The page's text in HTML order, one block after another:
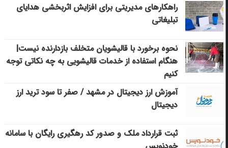
راهکارهای مدیریتی برای افزایش اثربخشی هدایای
تبلیغاتی
نحوه برخورد با قالیشویان متخلف بازدارنده نیست|
هنگام استفاده از خدمات قالیشویی به چه نکاتی توجه
کنیم
آموزش ارز دیجیتال در مشهد / صفر تا سود ترید ارز
دیجیتال
ثبت قرارداد ملک و صدور کد رهگیری رایگان با سامانه